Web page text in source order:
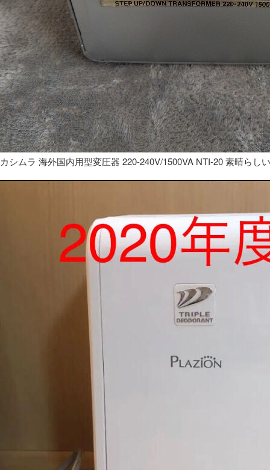
カシムラ 海外国内用型変圧器 220-240V/1500VA NTI-20 素晴らし